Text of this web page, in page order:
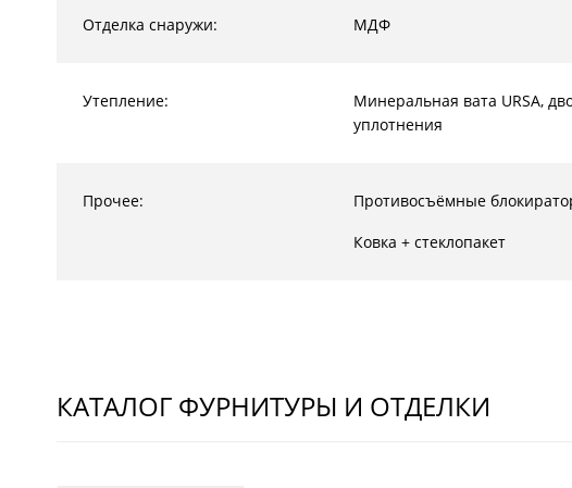
Отделка снаружи: МДФ
Утепление:
Минеральная вата URSA,
уплотнения
Прочее:
Противосъёмные
Ковка + стеклопакет
КАТАЛОГ ФУРНИТУРЫ И ОТДЕЛКИ